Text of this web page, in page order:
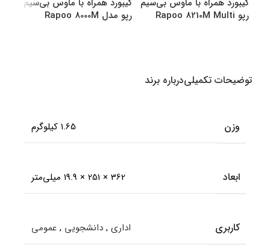
رپو Rapoo 8210M Multi
رپو مدل Rapoo 8000M
توضیحات تکمیلیدرباره برند
وزن 1.65 کیلوگرم
ابعاد 362 × 251 × 19.9 میلی‌متر
کاربری اداری , دانشجویی , عمومی